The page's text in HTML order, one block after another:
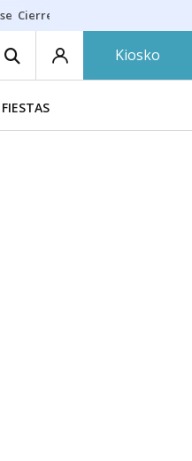
Cierre cosmética
Kiosko
FIESTAS